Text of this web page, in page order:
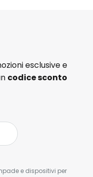
esclusive e
codice sconto
e dispositivi per